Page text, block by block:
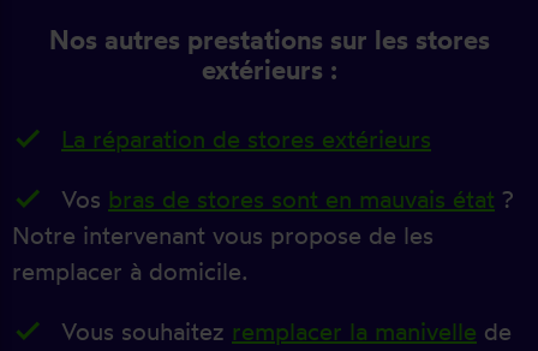
Nos autres prestations sur les stores
extérieurs :
La réparation de stores extérieurs
Vos bras de stores sont en mauvais état ?
Notre intervenant vous propose de les
remplacer à domicile.
Vous souhaitez remplacer la manivelle de